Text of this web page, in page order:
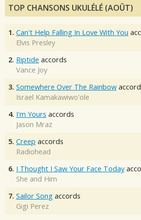
TOP CHANSONS UKULÉLÉ (AOÛT)
1. Can't Help Falling In Love With You
Elvis Presley
2. Riptide accords
Vance Joy
3. Somewhere Over The Rainbow
Israel Kamakawiwo'ole
4. I'm Yours accords
Jason Mraz
5. Creep accords
Radiohead
6. I Thought I Saw Your Face Today
She and Him
7. Sailor Song accords
Gigi Perez